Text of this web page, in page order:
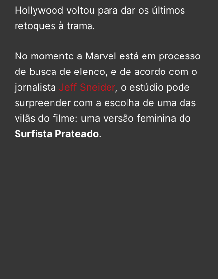
Hollywood voltou para dar os últimos
retoques à trama.
No momento a Marvel está em processo
de busca de elenco, e de acordo com o
jornalista Jeff Sneider, o estúdio pode
surpreender com a escolha de uma das
vilãs do filme: uma versão feminina do
Surfista Prateado.